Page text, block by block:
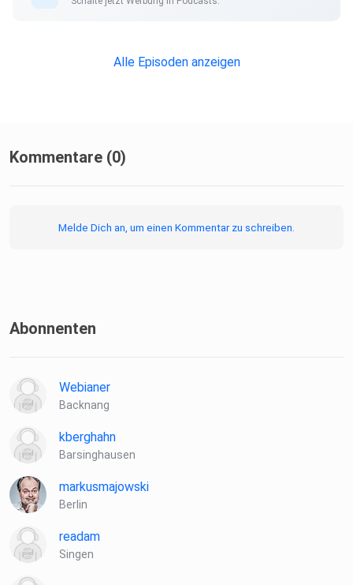
Provision. Dir entstehen dadurch keine Mehrkosten und du
Alle Episoden anzeigen
Kommentare (0)
Melde Dich an, um einen Kommentar zu schreiben.
Abonnenten
Webianer
Backnang
kberghahn
Barsinghausen
markusmajowski
Berlin
readam
Singen